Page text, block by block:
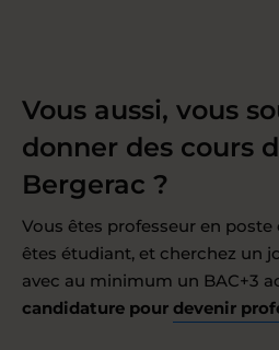
Vous aussi, vous
donner des cours
Bergerac ?
Vous êtes professeur en poste
êtes étudiant, et cherchez un
avec au minimum un BAC+3
candidature pour devenir